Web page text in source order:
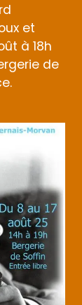
et
à 18h
de